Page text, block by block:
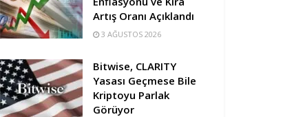
Artış Oranı Açıklandı
3 AĞUSTOS 2026
Bitwise, CLARITY
Yasası Geçmese Bile
Kriptoyu Parlak
Görüyor